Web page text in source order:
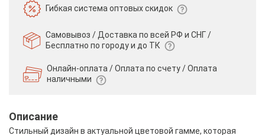
Гибкая системаоптовых скидок
Самовывоз / Доставка по всей РФ и СНГ /
Бесплатно по городу и до ТК
Онлайн-оплата / Оплата по счету /Оплата
наличными
Описание
Стильный дизайн в актуальной цветовой гамме, которая